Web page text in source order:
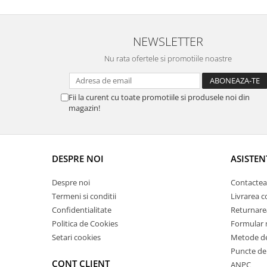
NEWSLETTER
Nu rata ofertele si promotiile noastre
Fii la curent cu toate promotiile si produsele noi din
magazin!
DESPRE NOI
Despre noi
Termeni si conditii
Confidentialitate
Politica de Cookies
Setari cookies
CONT CLIENT
Livrarea
Formular
Metode
Puncte
ANPC